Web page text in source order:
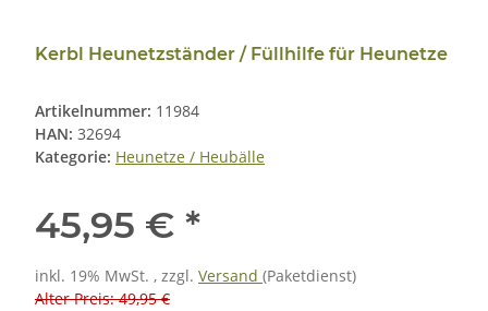
Kerbl Heunetzständer / Füllhilfe für Heunetze
Artikelnummer: 11984
HAN: 32694
Kategorie: Heunetze / Heubälle
45,95 € *
inkl. 19% MwSt. , zzgl. Versand (Paketdienst)
Alter Preis: 49,95 €